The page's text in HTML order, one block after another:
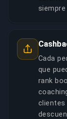
siempre
Cada
que
rank
clientes